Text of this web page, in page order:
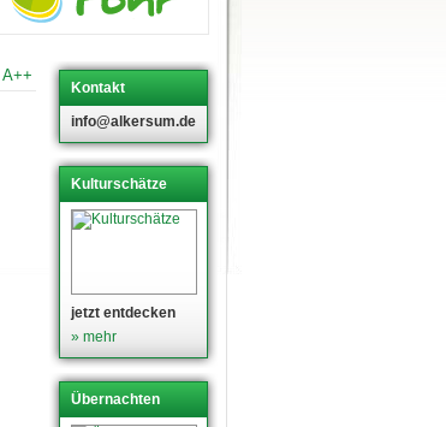
A++
Kontakt
info@alkersum.de
Kulturschätze
jetzt entdecken
» mehr
Übernachten